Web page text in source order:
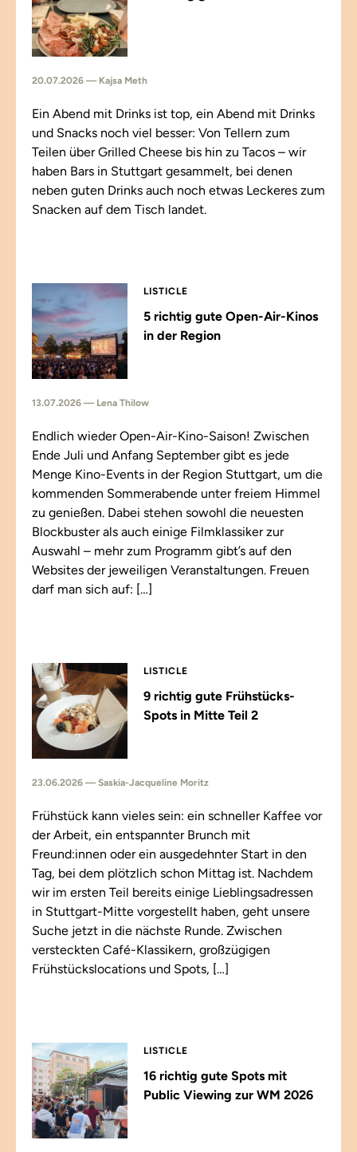
20.07.2026 — Kajsa Meth
Ein Abend mit Drinks ist top, ein Abend mit Drinks
und Snacks noch viel besser: Von Tellern zum
Teilen über Grilled Cheese bis hin zu Tacos – wir
haben Bars in Stuttgart gesammelt, bei denen
neben guten Drinks auch noch etwas Leckeres zum
Snacken auf dem Tisch landet.
LISTICLE
5 richtig gute Open-Air-Kinos
in der Region
13.07.2026 — Lena Thilow
Endlich wieder Open-Air-Kino-Saison! Zwischen
Ende Juli und Anfang September gibt es jede
Menge Kino-Events in der Region Stuttgart, um die
kommenden Sommerabende unter freiem Himmel
zu genießen. Dabei stehen sowohl die neuesten
Blockbuster als auch einige Filmklassiker zur
Auswahl – mehr zum Programm gibt’s auf den
Websites der jeweiligen Veranstaltungen. Freuen
darf man sich auf: […]
LISTICLE
9 richtig gute Frühstücks-
Spots in Mitte Teil 2
23.06.2026 — Saskia-Jacqueline Moritz
Frühstück kann vieles sein: ein schneller Kaffee vor
der Arbeit, ein entspannter Brunch mit
Freund:innen oder ein ausgedehnter Start in den
Tag, bei dem plötzlich schon Mittag ist. Nachdem
wir im ersten Teil bereits einige Lieblingsadressen
in Stuttgart-Mitte vorgestellt haben, geht unsere
Suche jetzt in die nächste Runde. Zwischen
versteckten Café-Klassikern, großzügigen
Frühstückslocations und Spots, […]
LISTICLE
16 richtig gute Spots mit
Public Viewing zur WM 2026